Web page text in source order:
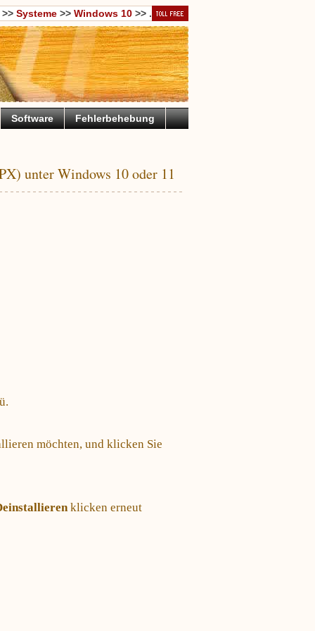
Systeme>> Windows 10>> .
Software Fehlerbehebung
unter Windows 10 oder 11
möchten, und klicken Sie
klicken erneut